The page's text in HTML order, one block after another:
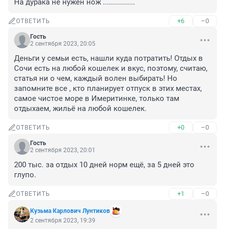
На дурака не нужен нож ................
ОТВЕТИТЬ +6 –0
Гость
2 сентября 2023, 20:05
Деньги у семьи есть, нашли куда потратить! Отдых в
Сочи есть на любой кошелек и вкус, поэтому, считаю,
статья ни о чем, каждый волен выбирать! Но
запомните все , кто планирует отпуск в этих местах,
самое чистое море в Имеритинке, только там
отдыхаем, жильё на любой кошелек.
ОТВЕТИТЬ +0 –0
Гость
2 сентября 2023, 20:01
200 тыс. за отдых 10 дней норм ещё, за 5 дней это
глупо.
ОТВЕТИТЬ +1 –0
Кузьма Карлович Лунтиков
2 сентября 2023, 19:39